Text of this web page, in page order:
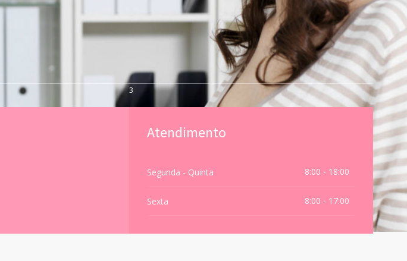
3
Atendimento
Segunda - Quinta 8:00 - 18:00
Sexta 8:00 - 17:00